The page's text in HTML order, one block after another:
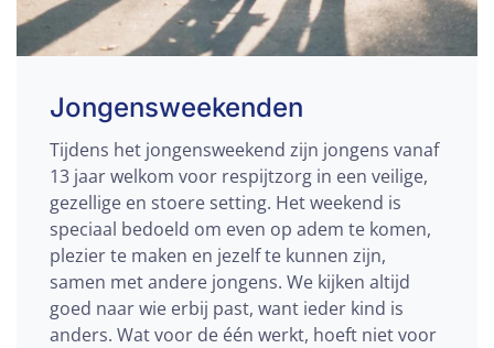
Jongensweekenden
Tijdens het jongensweekend zijn jongens vanaf
13 jaar welkom voor respijtzorg in een veilige,
gezellige en stoere setting. Het weekend is
speciaal bedoeld om even op adem te komen,
plezier te maken en jezelf te kunnen zijn,
samen met andere jongens. We kijken altijd
goed naar wie erbij past, want ieder kind is
anders. Wat voor de één werkt, hoeft niet voor